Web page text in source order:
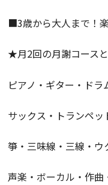
■3歳から大人まで！
★月2回の月謝コース
ピアノ・ギター・ドラ
サックス・トランペ
箏・三味線・三線・ウ
声楽・ボーカル・作曲